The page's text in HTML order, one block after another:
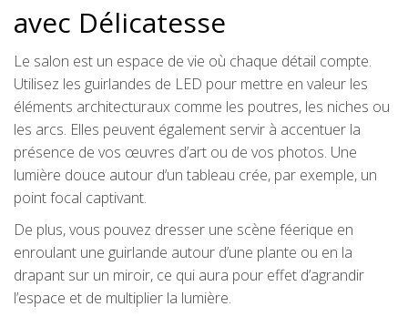
avec Délicatesse
Le salon est un espace de vie où chaque détail compte.
Utilisez les guirlandes de LED pour mettre en valeur les
éléments architecturaux comme les poutres, les niches ou
les arcs. Elles peuvent également servir à accentuer la
présence de vos œuvres d’art ou de vos photos. Une
lumière douce autour d’un tableau crée, par exemple, un
point focal captivant.
De plus, vous pouvez dresser une scène féerique en
enroulant une guirlande autour d’une plante ou en la
drapant sur un miroir, ce qui aura pour effet d’agrandir
l’espace et de multiplier la lumière.